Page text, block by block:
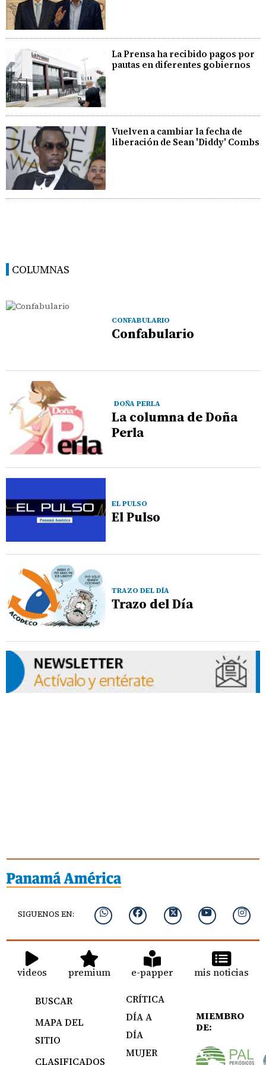
La Prensa ha recibido pagos por
pautas en diferentes gobiernos
Vuelven a cambiar la fecha de
liberación de Sean 'Diddy' Combs
COLUMNAS
CONFABULARIO
Confabulario
DOÑA PERLA
La columna de Doña
Perla
EL PULSO
El Pulso
TRAZO DEL DÍA
Trazo del Día
SIGUENOS EN:
videos premium e-papper mis noticias
BUSCAR
MAPA DEL
SITIO
CLASIFICADOS
CRÍTICA
DÍA A
DÍA
MUJER
MIEMBRO
DE: